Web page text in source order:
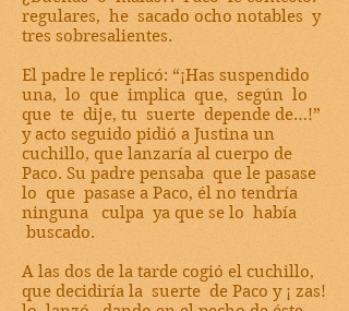
regulares, he sacado ocho notables y
tres sobresalientes.
El padre le replicó: “¡Has suspendido
una, lo que implica que, según lo
que te dije, tu suerte depende de…!”
y acto seguido pidió a Justina un
cuchillo, que lanzaría al cuerpo de
Paco. Su padre pensaba que le pasase
lo que pasase a Paco, él no tendría
ninguna culpa ya que se lo había
buscado.
A las dos de la tarde cogió el cuchillo,
que decidiría la suerte de Paco y ¡ zas!